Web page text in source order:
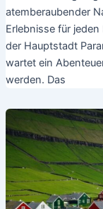
atemberaubender
Erlebnisse für
der Hauptstadt
wartet ein
werden. Das